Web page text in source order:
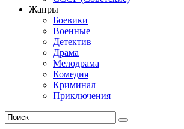
Жанры
Боевики
Военные
Детектив
Драма
Мелодрама
Комедия
Криминал
Приключения